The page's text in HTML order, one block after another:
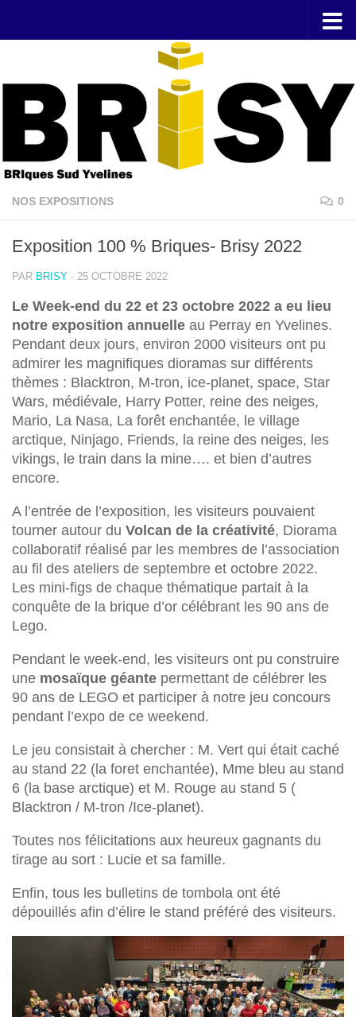
NOS EXPOSITIONS 0
Exposition 100 % Briques- Brisy 2022
PAR BRISY · 25 OCTOBRE 2022
Le Week-end du 22 et 23 octobre 2022 a eu lieu
notre exposition annuelle au Perray en Yvelines.
Pendant deux jours, environ 2000 visiteurs ont pu
admirer les magnifiques dioramas sur différents
thèmes : Blacktron, M-tron, ice-planet, space, Star
Wars, médiévale, Harry Potter, reine des neiges,
Mario, La Nasa, La forêt enchantée, le village
arctique, Ninjago, Friends, la reine des neiges, les
vikings, le train dans la mine…. et bien d’autres
encore.
A l’entrée de l’exposition, les visiteurs pouvaient
tourner autour du Volcan de la créativité, Diorama
collaboratif réalisé par les membres de l’association
au fil des ateliers de septembre et octobre 2022.
Les mini-figs de chaque thématique partait à la
conquête de la brique d’or célébrant les 90 ans de
Lego.
Pendant le week-end, les visiteurs ont pu construire
une mosaïque géante permettant de célébrer les
90 ans de LEGO et participer à notre jeu concours
pendant l’expo de ce weekend.
Le jeu consistait à chercher : M. Vert qui était caché
au stand 22 (la foret enchantée), Mme bleu au stand
6 (la base arctique) et M. Rouge au stand 5 (
Blacktron / M-tron /Ice-planet).
Toutes nos félicitations aux heureux gagnants du
tirage au sort : Lucie et sa famille.
Enfin, tous les bulletins de tombola ont été
dépouillés afin d’élire le stand préféré des visiteurs.